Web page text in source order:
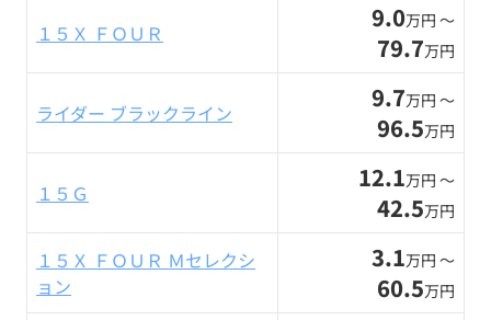
１５Ｘ ＦＯＵＲ 9.0万円 〜
79.7万円
ライダー ブラックライン 9.7万円 〜
96.5万円
１５Ｇ 12.1万円 〜
42.5万円
１５Ｘ ＦＯＵＲ Ｍセレクシ
ョン
3.1万円 〜
60.5万円